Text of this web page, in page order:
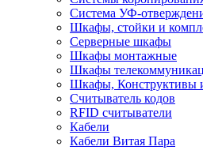
Cистема УФ-
Шкафы, стойки и
Серверные шкафы
Шкафы монтажные
Шкафы
Шкафы, Конструктивы
Считыватель кодов
RFID считыватели
Кабели
Кабели Витая Пара